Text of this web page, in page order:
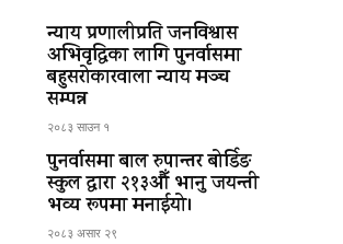
न्याय प्रणालीप्रति जनविश्वास
अभिवृद्धिका लागि पुनर्वासमा
बहुसरोकारवाला न्याय मञ्च
सम्पन्न
२०८३ साउन १
पुनर्वासमा बाल रुपान्तर बोर्डिङ
स्कुल द्धारा २१३औँ भानु जयन्ती
भव्य रूपमा मनाईयो।
२०८३ असार २९